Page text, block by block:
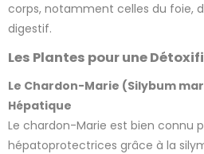
corps, notamment celles du foie,
digestif.
Les Plantes pour une
Le Chardon-Marie (Silybum
Hépatique
Le chardon-Marie est bien connu
hépatoprotectrices grâce à la